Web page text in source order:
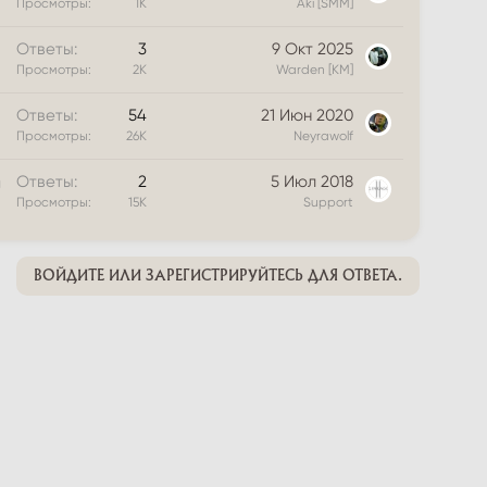
Просмотры 1К Aki [SMM]
Ответы 3
Просмотры 2К
9 Окт 2025
Warden [KM]
Ответы 54
Просмотры 26К
21 Июн 2020
Neyrawolf
Ответы 2
Просмотры 15К
5 Июл 2018
Support
ВОЙДИТЕ ИЛИ ЗАРЕГИСТРИРУЙТЕСЬ ДЛЯ ОТВЕТА.